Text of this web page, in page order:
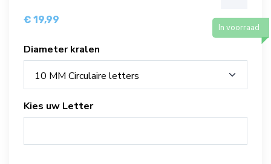
€ 19,99
In voorraad
Diameter kralen
10 MM Circulaire letters
Kies uw Letter